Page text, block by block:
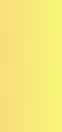
nhất. Các
ít nhất 2 bữa
thường ít
dù tỷ lệ
vẫn rất có